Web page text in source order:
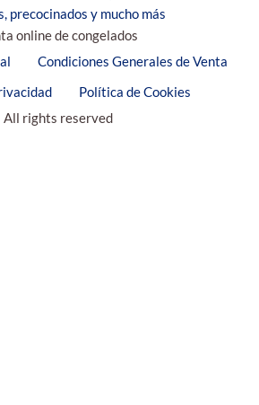
online de congelados
Condiciones Generales de Venta
Política de Cookies
All rights reserved